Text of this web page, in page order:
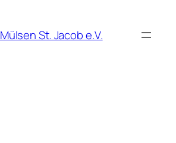
St. Jacob e.V.